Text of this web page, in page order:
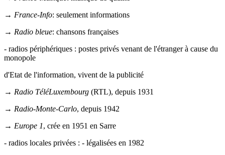
→ France-Info: seulement informations
→ Radio bleue: chansons françaises
- radios périphériques : postes privés venant de l'étranger à cause du
monopole
d'Etat de l'information, vivent de la publicité
→ Radio TéléLuxembourg (RTL), depuis 1931
→ Radio-Monte-Carlo, depuis 1942
→ Europe 1, crée en 1951 en Sarre
- radios locales privées : - légalisées en 1982